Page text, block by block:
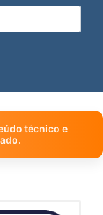
técnico e